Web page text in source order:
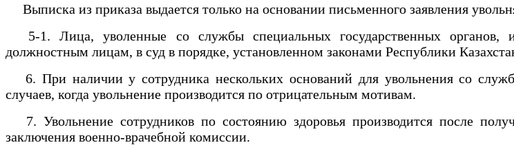
Выписка из приказа выдается только на основании письменного заявления
5-1. Лица, уволенные со службы специальных государственных органов,
должностным лицам, в суд в порядке, установленном законами Республики
6. При наличии у сотрудника нескольких оснований для увольнения со
случаев, когда увольнение производится по отрицательным мотивам.
7. Увольнение сотрудников по состоянию здоровья производится после
заключения военно-врачебной комиссии.